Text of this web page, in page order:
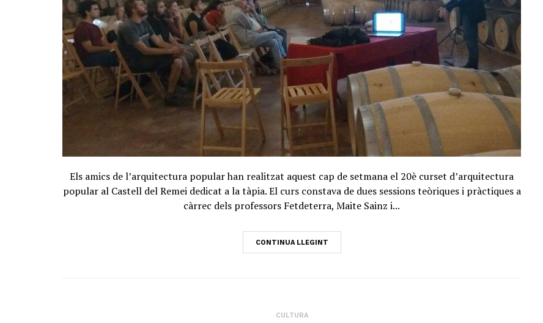
Els amics de l’arquitectura popular han realitzat aquest cap de setmana el 20è curset d’arquitectura
popular al Castell del Remei dedicat a la tàpia. El curs constava de dues sessions teòriques i pràctiques a
càrrec dels professors Fetdeterra, Maite Sainz i...
CONTINUA LLEGINT
CULTURA